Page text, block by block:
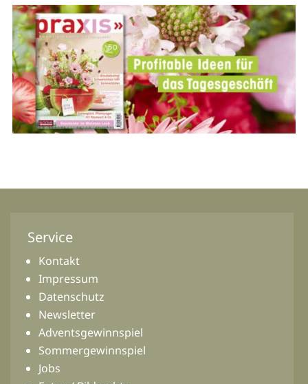
Service
Kontakt
Impressum
Datenschutz
Newsletter
Adventsgewinnspiel
Sommergewinnspiel
Jobs